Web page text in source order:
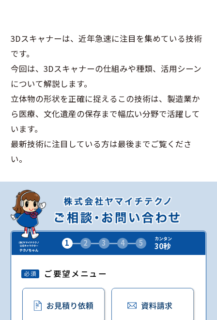
3Dスキャナーは、近年急速に注目を集めている技術
です。
今回は、3Dスキャナーの仕組みや種類、活用シーン
について解説します。
立体物の形状を正確に捉えるこの技術は、製造業か
ら医療、文化遺産の保存まで幅広い分野で活躍して
います。
最新技術に注目している方は最後までご覧くださ
い。
1 2 3 4 5 カンタン
30秒
必須 ご要望メニュー